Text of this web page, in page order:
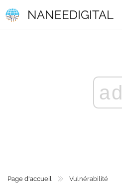
NANEEDIGITAL
ad
Page d'accueil Vulnérabilité